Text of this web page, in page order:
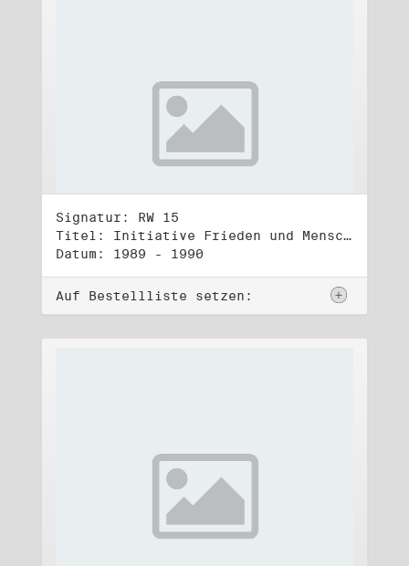
Signatur: RW 15
Titel: Initiative Frieden und Menschenrechte, Veröffentlichungen
Datum: 1989 - 1990
Auf Bestellliste setzen: